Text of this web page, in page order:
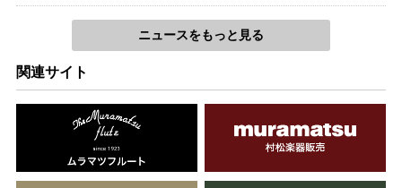
ニュースをもっと見る
関連サイト